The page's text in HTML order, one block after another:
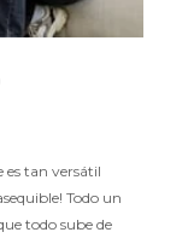
es tan versátil
Todo un
todo sube de